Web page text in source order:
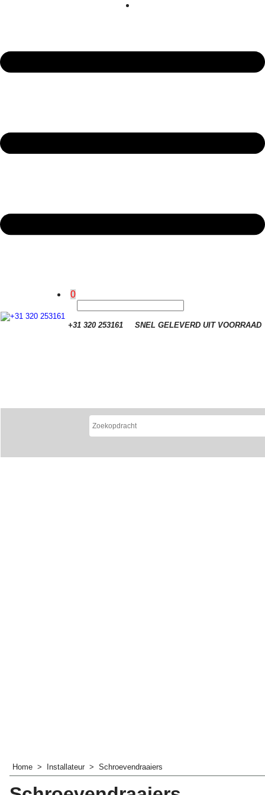
0
+31 320 253161 SNEL GELEVERD UIT VOORRAAD
Home > Installateur > Schroevendraaiers